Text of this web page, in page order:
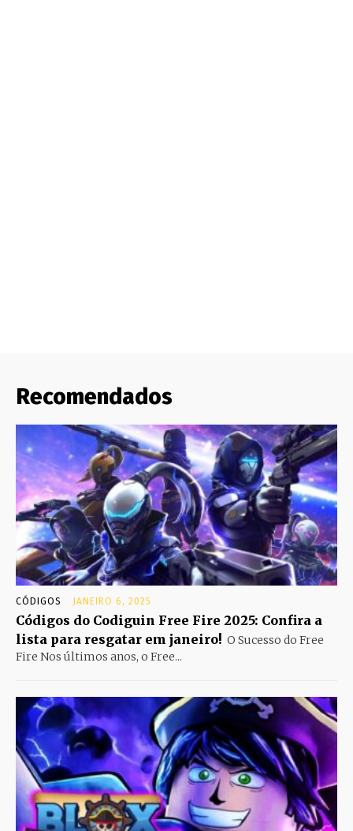
Recomendados
CÓDIGOS JANEIRO 6, 2025
Códigos do Codiguin Free Fire 2025: Confira a
lista para resgatar em janeiro! O Sucesso do Free
Fire Nos últimos anos, o Free...